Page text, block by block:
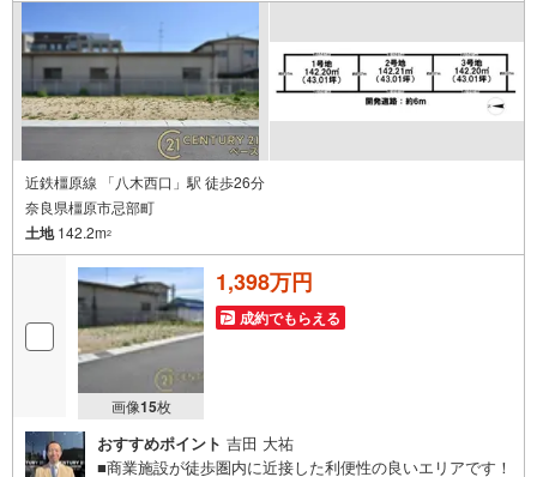
近鉄橿原線 「八木西口」駅 徒歩26分
奈良県橿原市忌部町
土地142.2m2
画像15枚
1,398万円
成約でもらえる
おすすめポイント 吉田 大祐
■商業施設が徒歩圏内に近接した利便性の良いエリアです！